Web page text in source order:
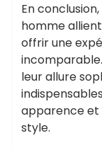
En
homme
offrir une
leur allure
apparence et
style.